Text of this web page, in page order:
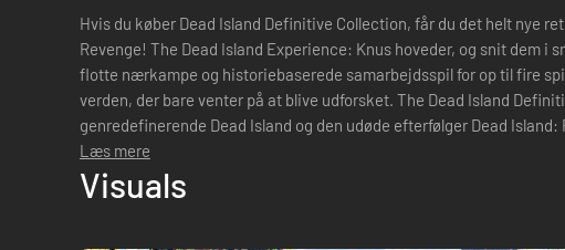
Hvis du køber Dead Island Definitive Collection, får du det helt nye
Revenge! The Dead Island Experience: Knus hoveder, og snit dem i småstumper i blændende
flotte nærkampe og historiebaserede samarbejdsspil for op til fire
verden, der bare venter på at blive udforsket. The Dead Island Definitive Collection indeholder det
genredefinerende Dead Island og den udøde efterfølger Dead
med alt tidliger...
Læs mere
Visuals